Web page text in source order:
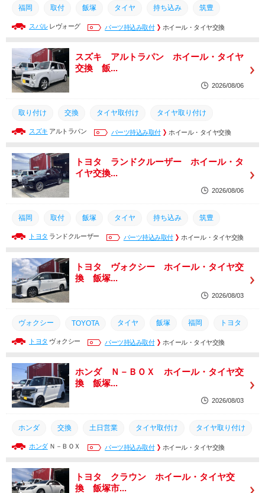
福岡 取付 飯塚 タイヤ 持ち込み 筑豊
土日営業 タイヤ組換え タイヤ取り付け タイヤ取付け
交換 取り付け
スバルレヴォーグ パーツ持込み取付 ホイール・タイヤ交換
スズキ アルトラパン ホイール・タイヤ
交換 飯...
2026/08/06
取り付け 交換 タイヤ取付け タイヤ取り付け
タイヤ組換え 土日営業 筑豊 持ち込み タイヤ
取付 福岡
スズキ アルトラパン パーツ持込み取付 ホイール・タイヤ交換
トヨタ ランドクルーザー ホイール・タ
イヤ交換...
2026/08/06
福岡 取付 飯塚 タイヤ 持ち込み 筑豊
タイヤ取付け タイヤ取り付け タイヤ組換え 土日営業
交換 取り付け
トヨタ ランドクルーザー パーツ持込み取付 ホイール・タイヤ交換
トヨタ ヴォクシー ホイール・タイヤ交
換 飯塚...
2026/08/03
ヴォクシー TOYOTA タイヤ 飯塚 福岡 トヨタ
筑豊 取り付け タイヤ組換え 土日営業
タイヤ取り付け
トヨタ ヴォクシー パーツ持込み取付 ホイール・タイヤ交換
ホンダ Ｎ－ＢＯＸ ホイール・タイヤ交
換 飯塚...
2026/08/03
ホンダ 交換 土日営業 タイヤ取付け タイヤ取り付け
タイヤ組換え 取り付け 筑豊 タイヤ 持ち込み
飯塚 取付
ホンダＮ－ＢＯＸ パーツ持込み取付 ホイール・タイヤ交換
トヨタ クラウン ホイール・タイヤ交
換 飯塚市...